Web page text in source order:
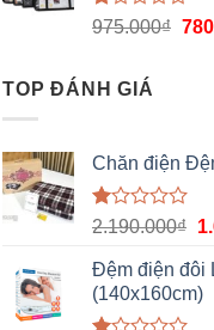
Được
1.00
5
975.000₫
TOP ĐÁNH GIÁ
Chăn điện
Được
hạng
1.00
5
sao
2.190.000₫
Đệm điện đôi
(140x160cm)